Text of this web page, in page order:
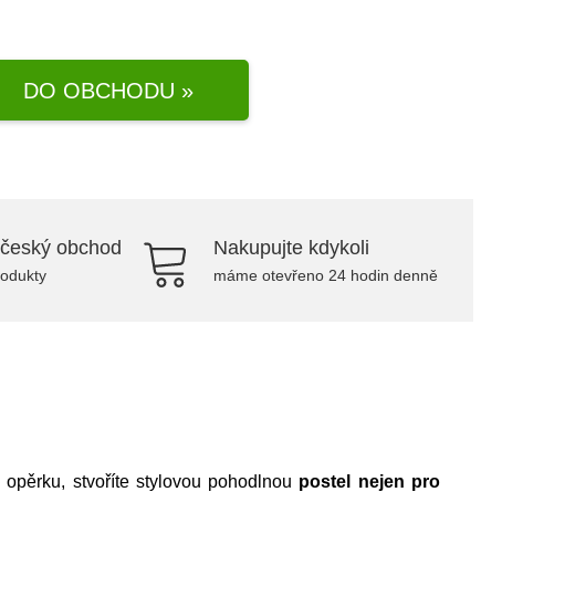
DO OBCHODU »
obchod Nakupujte kdykoli
máme otevřeno 24 hodin denně
stvoříte stylovou pohodlnou postel nejen pro